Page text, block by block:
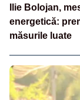
Ilie Bolojan,
energetică:
măsurile luate